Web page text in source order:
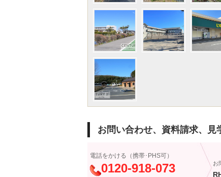
お問い合わせ、資料請求、見
電話をかける（携帯･PHS可）
0120-918-073 お